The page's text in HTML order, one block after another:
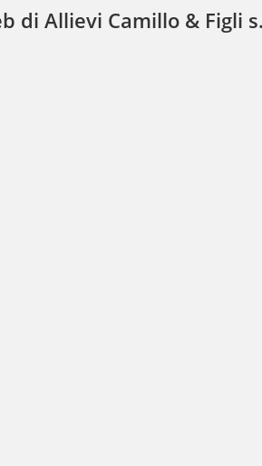
di Allievi Camillo & Figli